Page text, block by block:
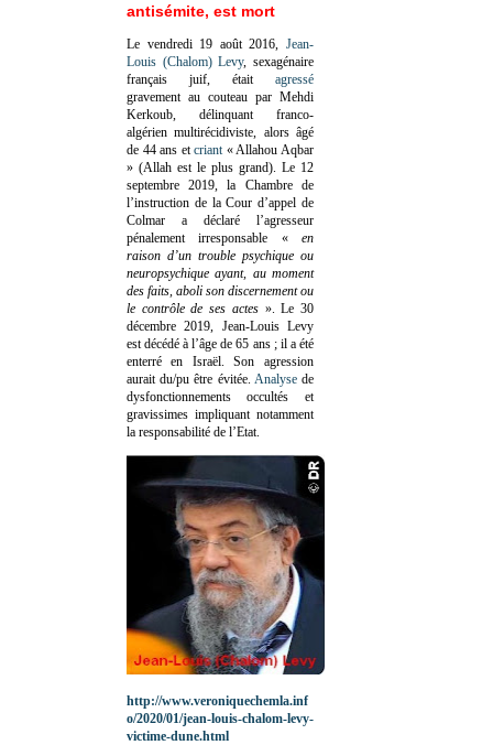
antisémite, est mort
Le vendredi 19 août 2016, Jean-
Louis (Chalom) Levy, sexagénaire
français juif, était agressé
gravement au couteau par Mehdi
Kerkoub, délinquant franco-
algérien multirécidiviste, alors âgé
de 44 ans etcriant « Allahou Aqbar
» (Allah est le plus grand). Le 12
septembre 2019, la Chambre de
l’instruction de la Cour d’appel de
Colmar a déclaré l’agresseur
pénalement irresponsable «en
raison d’un trouble psychique ou
neuropsychique ayant, au moment
des faits, aboli son discernement ou
le contrôle de ses actes». Le 30
décembre 2019, Jean-Louis Levy
est décédé à l’âge de 65 ans ; il a été
enterré en Israël. Son agression
aurait du/pu être évitée. Analysede
dysfonctionnements occultés et
gravissimes impliquant notamment
la responsabilité de l’Etat.
http://www.veroniquechemla.inf
o/2020/01/jean-louis-chalom-levy-
victime-dune.html